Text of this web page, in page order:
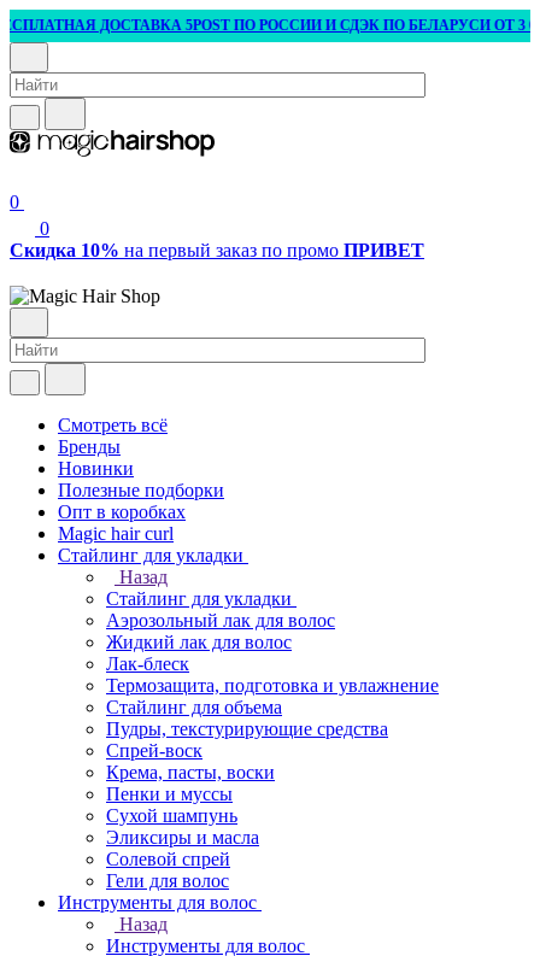
ДОСТАВКА 5POST ПО РОССИИ И СДЭК ПО БЕЛАРУСИ ОТ 3 000 ₽
0
0
Скидка 10% на первый заказ по промо ПРИВЕТ
Смотреть всё
Бренды
Новинки
Полезные подборки
Опт в коробках
Magic hair curl
Стайлинг для укладки
Назад
Стайлинг для укладки
Аэрозольный лак для волос
Жидкий лак для волос
Лак-блеск
Термозащита, подготовка и увлажнение
Стайлинг для объема
Пудры, текстурирующие средства
Спрей-воск
Крема, пасты, воски
Пенки и муссы
Сухой шампунь
Эликсиры и масла
Солевой спрей
Гели для волос
Инструменты для волос
Назад
Инструменты для волос